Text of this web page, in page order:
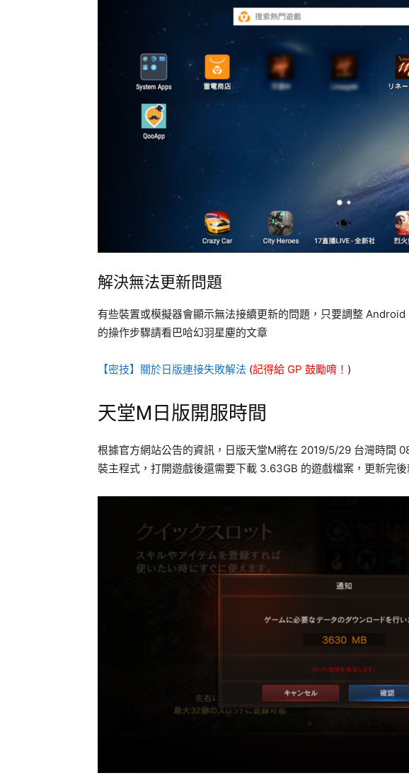
解決無法更新問題
有些裝置或模擬器會顯示無法接續更新的問題，只要調整
的操作步驟請看巴哈幻羽星塵的文章
【密技】關於日版連接失敗解法 (記得給 GP 鼓勵唷！ )
天堂M日版開服時間
根據官方網站公告的資訊，日版天堂M將在 2019/5/29 台灣時間
裝主程式，打開遊戲後還需要下載 3.63GB 的遊戲檔案，更新完後